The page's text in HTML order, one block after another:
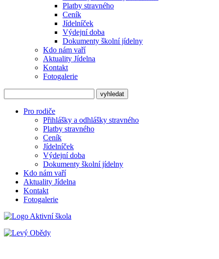
Platby stravného
Ceník
Jídelníček
Výdejní doba
Dokumenty školní jídelny
Kdo nám vaří
Aktuality Jídelna
Kontakt
Fotogalerie
Pro rodiče
Přihlášky a odhlášky stravného
Platby stravného
Ceník
Jídelníček
Výdejní doba
Dokumenty školní jídelny
Kdo nám vaří
Aktuality Jídelna
Kontakt
Fotogalerie